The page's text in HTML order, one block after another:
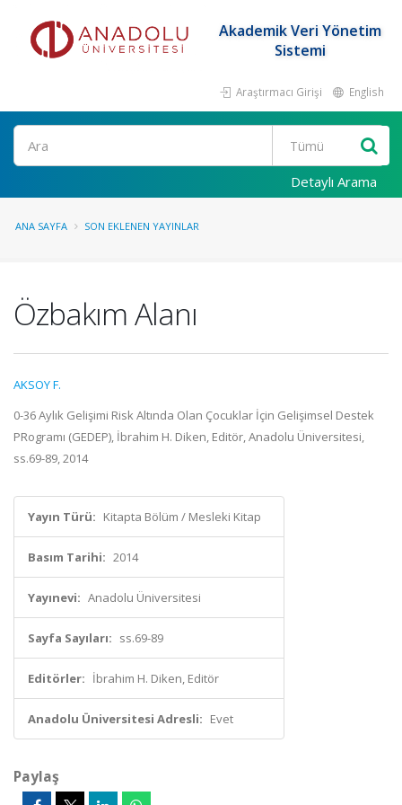
Akademik Veri Yönetim
Sistemi
Araştırmacı Girişi English
Ara
Detaylı Arama
ANA SAYFA SON EKLENEN YAYINLAR
Özbakım Alanı
AKSOY F.
0-36 Aylık Gelişimi Risk Altında Olan Çocuklar İçin Gelişimsel Destek
PRogramı (GEDEP), İbrahim H. Diken, Editör, Anadolu Üniversitesi,
ss.69-89, 2014
Yayın Türü: Kitapta Bölüm / Mesleki Kitap
Basım Tarihi: 2014
Yayınevi: Anadolu Üniversitesi
Sayfa Sayıları: ss.69-89
Editörler: İbrahim H. Diken, Editör
Anadolu Üniversitesi Adresli: Evet
Paylaş